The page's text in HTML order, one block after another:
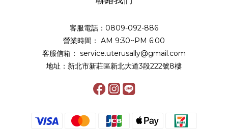
客服電話：0809-092-886
營業時間： AM 9:30~PM 6:00
客服信箱： service.uterusally@gmail.com
地址：新北市新莊區新北大道3段222號8樓